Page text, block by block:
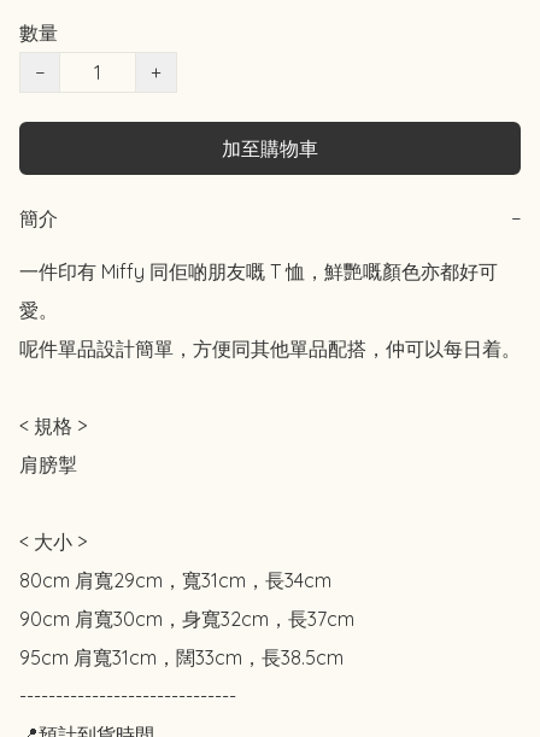
數量
−
+
加至購物車
簡介 −
一件印有 Miffy 同佢啲朋友嘅 T 恤，鮮艷嘅顏色亦都好可
愛。
呢件單品設計簡單，方便同其他單品配搭，仲可以每日着。
< 規格 >
肩膀掣
< 大小 >
80cm 肩寬29cm，寬31cm，長34cm
90cm 肩寬30cm，身寬32cm，長37cm
95cm 肩寬31cm，闊33cm，長38.5cm
------------------------------